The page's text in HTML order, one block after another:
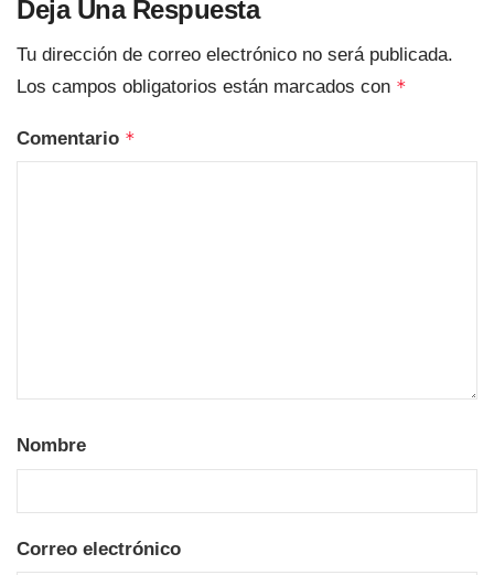
Deja Una Respuesta
Tu dirección de correo electrónico no será publicada.
Los campos obligatorios están marcados con *
Comentario *
Nombre
Correo electrónico